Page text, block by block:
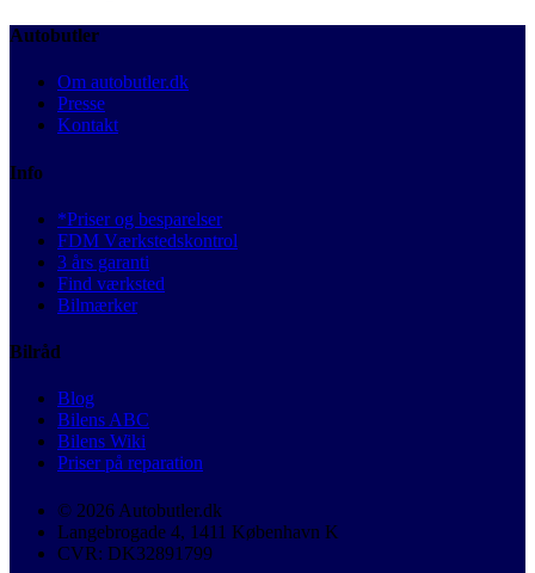
Autobutler
Om autobutler.dk
Presse
Kontakt
Info
*Priser og besparelser
FDM Værkstedskontrol
3 års garanti
Find værksted
Bilmærker
Bilråd
Blog
Bilens ABC
Bilens Wiki
Priser på reparation
© 2026 Autobutler.dk
Langebrogade 4, 1411 København K
CVR: DK32891799